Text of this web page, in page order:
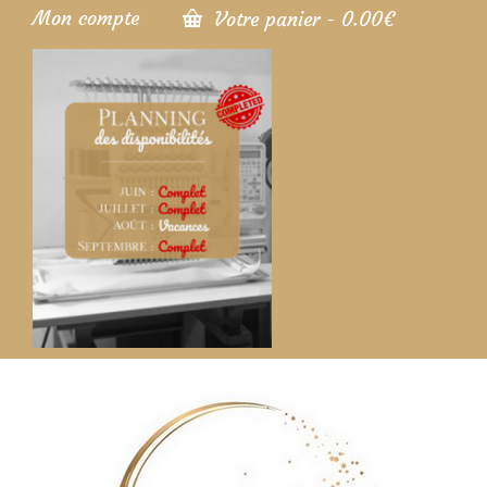
Mon compte Votre panier - 0.00€